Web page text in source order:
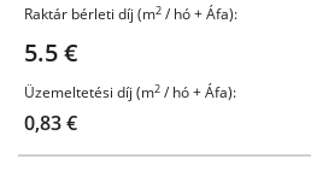
Raktár bérleti díj (m2 / hó + Áfa):
5.5 €
Üzemeltetési díj (m2 / hó + Áfa):
0,83 €